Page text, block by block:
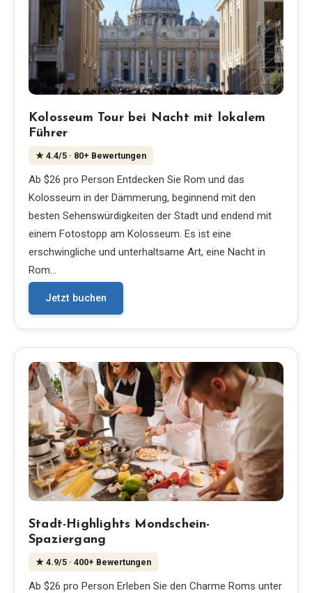
Kolosseum Tour bei Nacht mit lokalem
Führer
★ 4.4/5 · 80+ Bewertungen
Ab $26 pro Person Entdecken Sie Rom und das
Kolosseum in der Dämmerung, beginnend mit den
besten Sehenswürdigkeiten der Stadt und endend mit
einem Fotostopp am Kolosseum. Es ist eine
erschwingliche und unterhaltsame Art, eine Nacht in
Rom…
Jetzt buchen
Stadt-Highlights Mondschein-
Spaziergang
★ 4.9/5 · 400+ Bewertungen
Ab $26 pro Person Erleben Sie den Charme Roms unter